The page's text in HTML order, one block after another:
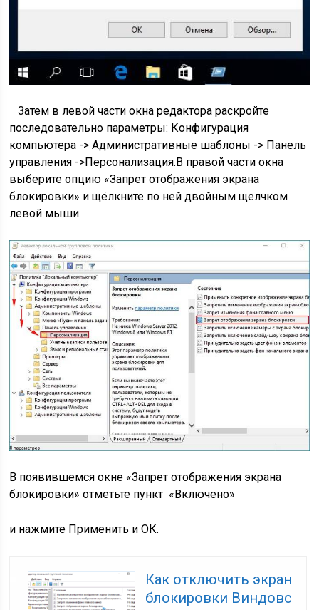
Затем в левой части окна редактора раскройте
последовательно параметры: Конфигурация
компьютера -> Административные шаблоны -> Панель
управления ->Персонализация. В правой части окна
выберите опцию «Запрет отображения экрана
блокировки» и щёлкните по ней двойным щелчком
левой мыши.
В появившемся окне «Запрет отображения экрана
блокировки» отметьте пункт «Включено»
и нажмите Применить и ОК.
Как отключить экран
блокировки Виндовс